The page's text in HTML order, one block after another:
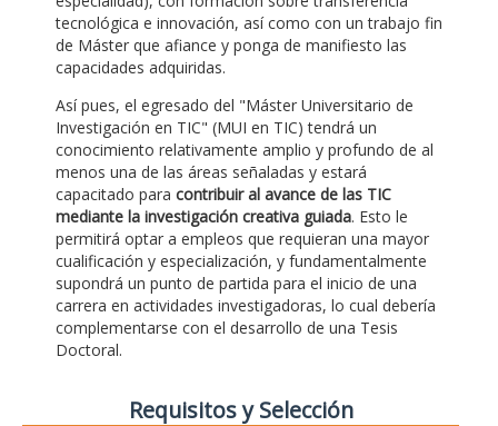
tecnológica e innovación, así como con un trabajo fin
de Máster que afiance y ponga de manifiesto las
capacidades adquiridas.
Así pues, el egresado del "Máster Universitario de
Investigación en TIC" (MUI en TIC) tendrá un
conocimiento relativamente amplio y profundo de al
menos una de las áreas señaladas y estará
capacitado para contribuir al avance de las TIC
mediante la investigación creativa guiada. Esto le
permitirá optar a empleos que requieran una mayor
cualificación y especialización, y fundamentalmente
supondrá un punto de partida para el inicio de una
carrera en actividades investigadoras, lo cual debería
complementarse con el desarrollo de una Tesis
Doctoral.
Requisitos y Selección